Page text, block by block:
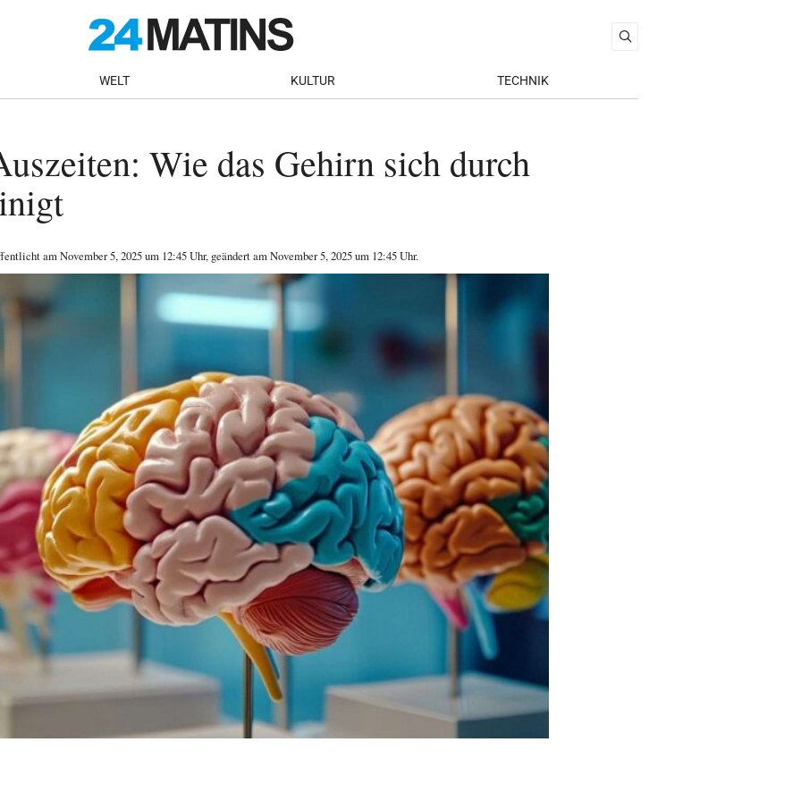
WELT KULTUR TECHNIK
Wie das Gehirn sich durch
amNovember 5, 2025um 12:45 Uhr, geändert am November 5, 2025 um 12:45 Uhr.